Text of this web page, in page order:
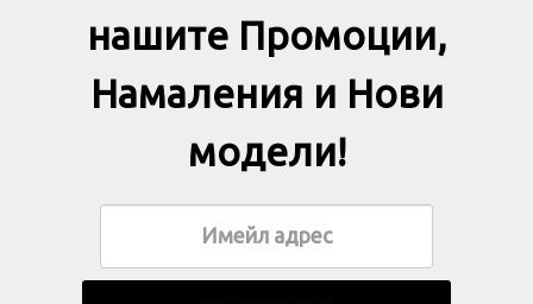
нашите Промоции,
Намаления и Нови
модели!